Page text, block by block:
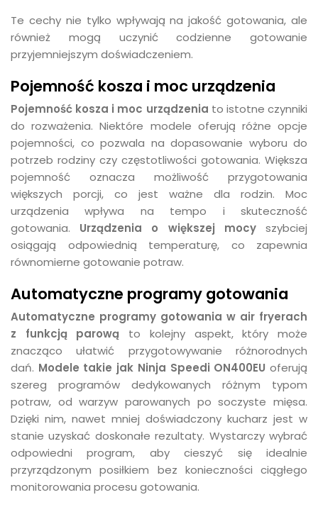
Te cechy nie tylko wpływają na jakość gotowania, ale
również mogą uczynić codzienne gotowanie
przyjemniejszym doświadczeniem.
Pojemność kosza i moc urządzenia
Pojemność kosza i moc urządzenia to istotne czynniki
do rozważenia. Niektóre modele oferują różne opcje
pojemności, co pozwala na dopasowanie wyboru do
potrzeb rodziny czy częstotliwości gotowania. Większa
pojemność oznacza możliwość przygotowania
większych porcji, co jest ważne dla rodzin. Moc
urządzenia wpływa na tempo i skuteczność
gotowania. Urządzenia o większej mocyszybciej
osiągają odpowiednią temperaturę, co zapewnia
równomierne gotowanie potraw.
Automatyczne programy gotowania
Automatyczne programy gotowania w air fryerach
z funkcją parową to kolejny aspekt, który może
znacząco ułatwić przygotowywanie różnorodnych
dań. Modele takie jak Ninja Speedi ON400EUoferują
szereg programów dedykowanych różnym typom
potraw, od warzyw parowanych po soczyste mięsa.
Dzięki nim, nawet mniej doświadczony kucharz jest w
stanie uzyskać doskonałe rezultaty. Wystarczy wybrać
odpowiedni program, aby cieszyć się idealnie
przyrządzonym posiłkiem bez konieczności ciągłego
monitorowania procesu gotowania.